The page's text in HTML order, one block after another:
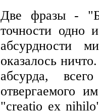
Две фразы -
точности одно
абсурдности
оказалось
абсурда,
отвергаемого
"creatio ex